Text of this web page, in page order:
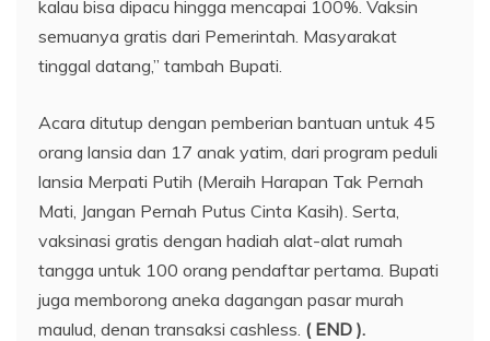
kalau bisa dipacu hingga mencapai 100%. Vaksin
semuanya gratis dari Pemerintah. Masyarakat
tinggal datang,” tambah Bupati.
Acara ditutup dengan pemberian bantuan untuk 45
orang lansia dan 17 anak yatim, dari program peduli
lansia Merpati Putih (Meraih Harapan Tak Pernah
Mati, Jangan Pernah Putus Cinta Kasih). Serta,
vaksinasi gratis dengan hadiah alat-alat rumah
tangga untuk 100 orang pendaftar pertama. Bupati
juga memborong aneka dagangan pasar murah
maulud, denan transaksi cashless. ( END ).